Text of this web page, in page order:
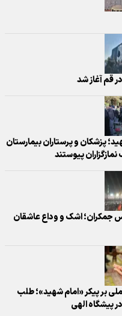
قم آغاز شد
پزشکان و پرستاران بیمارستان
پیوستند
اشک و وداع عاشقان
بر پیکر «امام شهید»؛ طلب
پیشگاه الهی